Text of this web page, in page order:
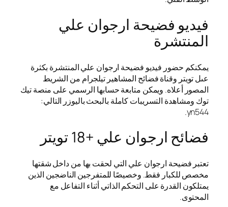
فيديو فضيحة ارجوان علي
المنتشرة
يمكنكم حضور فيديو فضيحة ارجوان علي المنتشرة بكثرة
عىل تويتر وقناة فضائح المشاهير تيلجرام من الشريط
المصور أعلاه. ويمكن متابعة حسابها الرسمي على منصة تيك
توك ومشاهدة التسريبات كاملة بالبحث باليوزر التالي:
yn544.
فضائح ارجوان علي +18 تويتر
تعتبر فضيحة ارجوان علي التي لحقت بها من داخل شقتها
مخصص للكبار فقط. وخصيصًا للمتفرجين الناضجين الذين
يمتلكون القدرة على التحكم الذاتي أثناء التفاعل مع
المحتوى.